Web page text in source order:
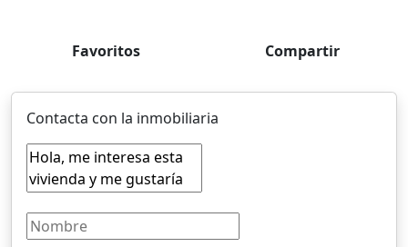
Favoritos Compartir
Contacta con la inmobiliaria